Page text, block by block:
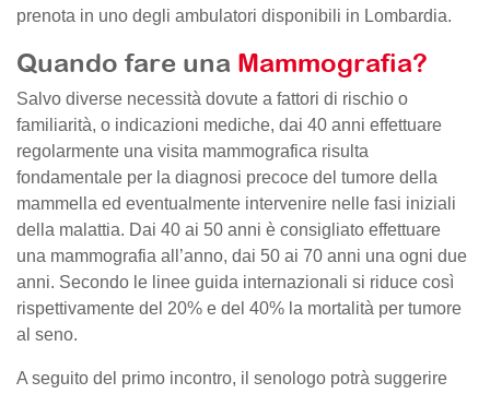
prenota in uno degli ambulatori disponibili in Lombardia.
Quando fare una Mammografia?
Salvo diverse necessità dovute a fattori di rischio o
familiarità, o indicazioni mediche, dai 40 anni effettuare
regolarmente una visita mammografica risulta
fondamentale per la diagnosi precoce del tumore della
mammella ed eventualmente intervenire nelle fasi iniziali
della malattia. Dai 40 ai 50 anni è consigliato effettuare
una mammografia all’anno, dai 50 ai 70 anni una ogni due
anni. Secondo le linee guida internazionali si riduce così
rispettivamente del 20% e del 40% la mortalità per tumore
al seno.
A seguito del primo incontro, il senologo potrà suggerire